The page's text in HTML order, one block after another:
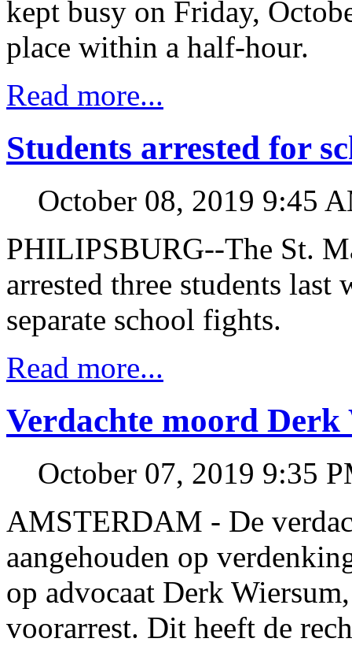
kept busy on Friday,
place within a half-hour.
Read more...
Students arrested for
October 08, 2019 9:45
PHILIPSBURG--The St.
arrested three students
separate school fights.
Read more...
Verdachte moord
October 07, 2019 9:35
AMSTERDAM - De
aangehouden op
op advocaat Derk
voorarrest. Dit heeft de